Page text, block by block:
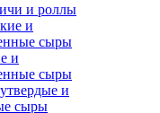
и роллы
и
сыры